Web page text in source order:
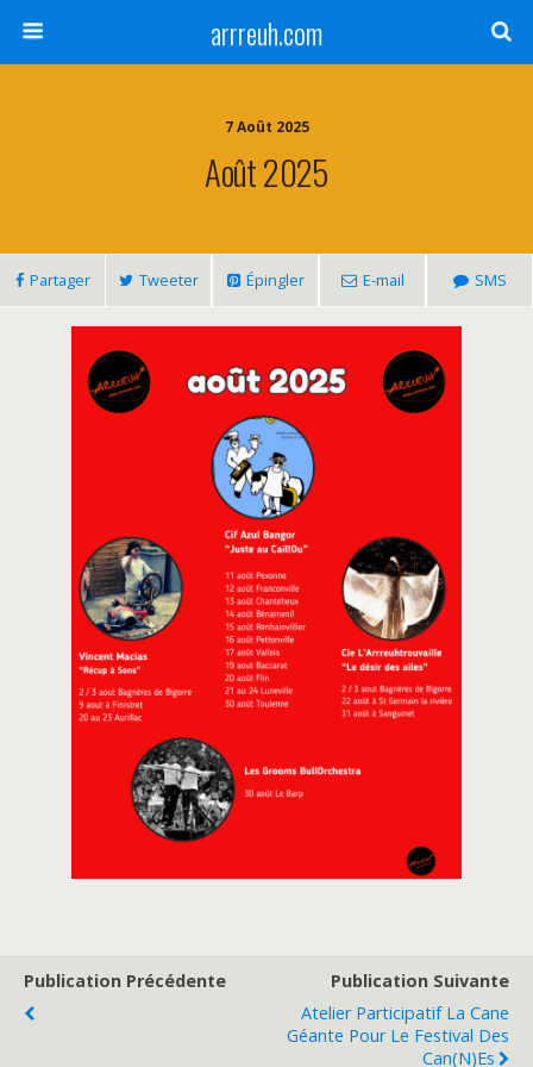
arrreuh.com
7 Août 2025
Août 2025
Partager Tweeter Épingler E-mail SMS
Publication Précédente
Publication Suivante
Atelier Participatif La Cane
Géante Pour Le Festival Des
Can(n)es